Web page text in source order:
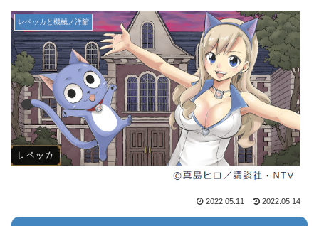
レベッカと機械ノ洋館
2022.05.11 2022.05.14